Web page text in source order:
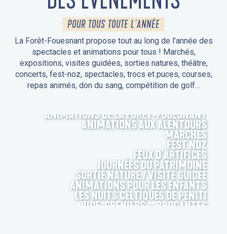
POUR TOUS TOUTE L'ANNÉE
La Forêt-Fouesnant propose tout au long de l’année des
spectacles et animations pour tous ! Marchés,
expositions, visites guidées, sorties natures, théâtre,
concerts, fest-noz, spectacles, trocs et puces, courses,
repas animés, don du sang, compétition de golf…
ANIMATIONS DE LA FORÊT-FOUESNANT
ANIMATIONS AUX ALENTOURS
MARCHÉS
FEST NOZ
FEUX D’ARTIFICES
JOURNÉES DU PATRIMOINE
SORTIE NATURE / VISITE GUIDÉE
ANIMATIONS POUR LES ENFANTS
LES NUITS CELTIQUES DE PENITI
VIDE-GRENIERS – BROCANTES